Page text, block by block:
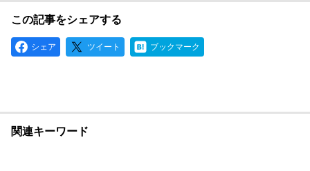
この記事をシェアする
シェア ツイート ブックマーク
関連キーワード